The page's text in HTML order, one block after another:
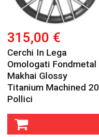
315,00 €
Cerchi In Lega
Omologati Fondmetal
Makhai Glossy
Titanium Machined 20
Pollici